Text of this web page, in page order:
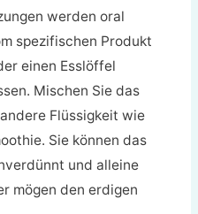
werden oral
spezifischen Produkt
einen Esslöffel
Mischen Sie das
Flüssigkeit wie
Sie können das
und alleine
mögen den erdigen